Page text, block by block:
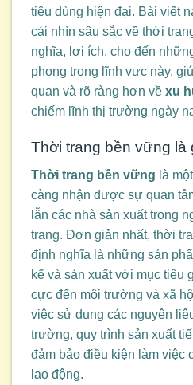
tiêu dùng hiện đại. Bài viết
cái nhìn sâu sắc về thời
nghĩa, lợi ích, cho đến
phong trong lĩnh vực này,
quan và rõ ràng hơn về xu
chiếm lĩnh thị trường ngày
Thời trang bền vững là
Thời trang bền vững là
càng nhận được sự quan
lẫn các nhà sản xuất trong
trang. Đơn giản nhất, thời
định nghĩa là những sản
kế và sản xuất với mục tiêu
cực đến môi trường và xã
việc sử dụng các nguyên
trường, quy trình sản xuất
đảm bảo điều kiện làm việc
lao động.